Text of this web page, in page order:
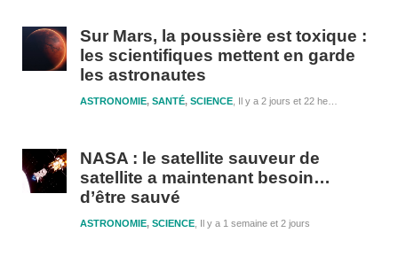
Sur Mars, la poussière est toxique :
les scientifiques mettent en garde
les astronautes
Il y a 2 jours et 22 heures
ASTRONOMIE, SANTÉ, SCIENCE
NASA : le satellite sauveur de
satellite a maintenant besoin…
d’être sauvé
Il y a 1 semaine et 2 jours
ASTRONOMIE, SCIENCE